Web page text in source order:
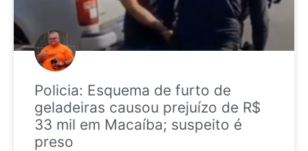
Policia: Esquema de furto de
geladeiras causou prejuízo de R$
33 mil em Macaíba; suspeito é
preso